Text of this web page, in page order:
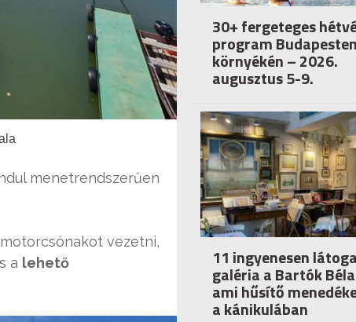
menetrendszerűen
vezetni,
a lehető
30+ fergeteges
program
környékén – 2026.
augusztus 5-9.
11 ingyenesen
galéria a Bartók
ami hűsítő
a kánikulában